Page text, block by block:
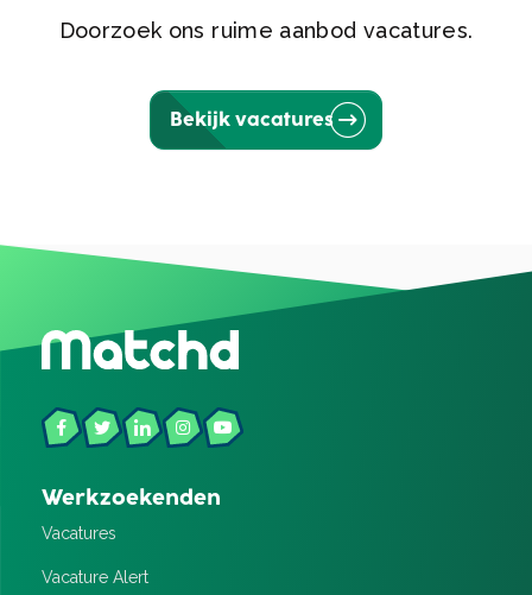
Doorzoek ons ruime aanbod vacatures.
Bekijk vacatures
Werkzoekenden
Vacatures
Vacature Alert